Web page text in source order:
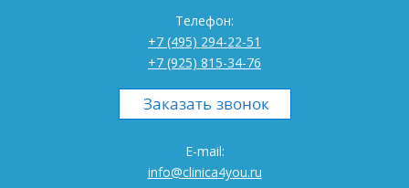
Телефон:
+7 (495) 294-22-51
+7 (925) 815-34-76
E-mail:
info@clinica4you.ru